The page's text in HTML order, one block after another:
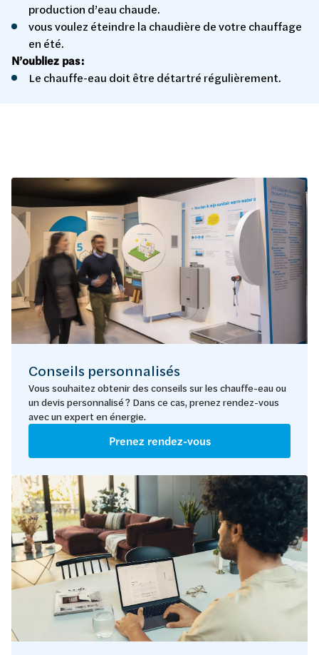
production d’eau chaude.
vous voulez éteindre la chaudière de votre chauffage
en été.
N’oubliez pas :
Le chauffe-eau doit être détartré régulièrement.
Conseils personnalisés
Vous souhaitez obtenir des conseils sur les chauffe-eau ou
un devis personnalisé ? Dans ce cas, prenez rendez-vous
avec un expert en énergie.
Prenez rendez-vous